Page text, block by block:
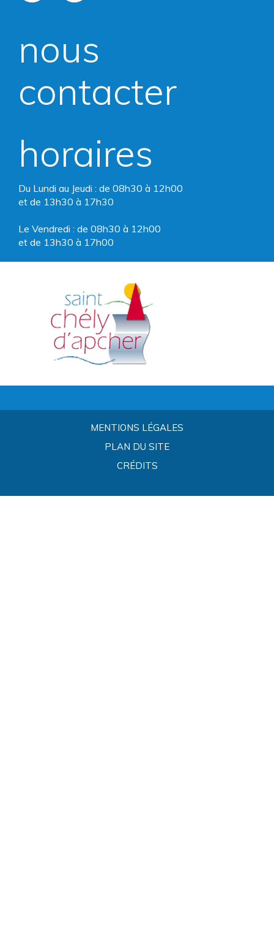
le
Facebook
le
Instagram
nous
contacter
horaires
Du Lundi au Jeudi : de 08h30 à 12h00
et de 13h30 à 17h30
Le Vendredi : de 08h30 à 12h00
et de 13h30 à 17h00
MENTIONS LÉGALES
PLAN DU SITE
CRÉDITS